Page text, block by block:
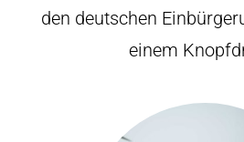
den deutschen
einem